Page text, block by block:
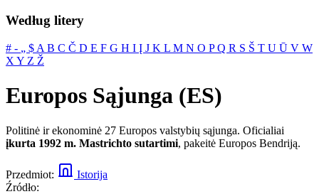
Według litery
# ‐ „ $ A B C Č D E F G H I Į J K L M N O PQ R S Š T U Ū V W
X Y Z Ž
Europos Sąjunga (ES)
Politinė ir ekonominė 27 Europos valstybių sąjunga. Oficialiai
įkurta 1992 m. Mastrichto sutartimi, pakeitė Europos Bendriją.
Przedmiot:
Istorija
Źródło: